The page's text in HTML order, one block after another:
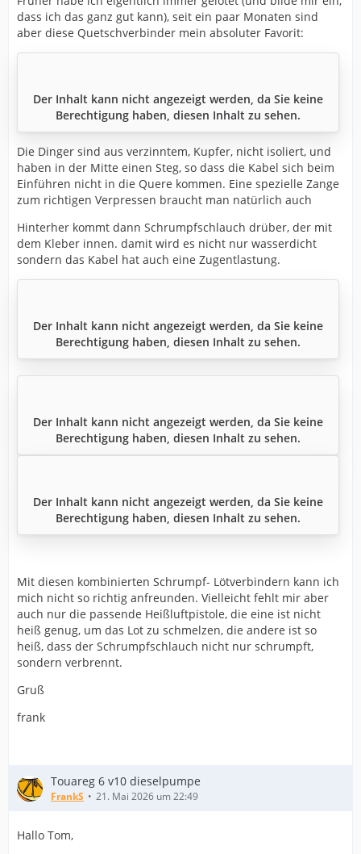
dass ich das ganz gut kann), seit ein paar Monaten sind
aber diese Quetschverbinder mein absoluter Favorit:
Der Inhalt kann nicht angezeigt werden, da Sie keine
Berechtigung haben, diesen Inhalt zu sehen.
Die Dinger sind aus verzinntem, Kupfer, nicht isoliert, und
haben in der Mitte einen Steg, so dass die Kabel sich beim
Einführen nicht in die Quere kommen. Eine spezielle Zange
zum richtigen Verpressen braucht man natürlich auch
Hinterher kommt dann Schrumpfschlauch drüber, der mit
dem Kleber innen. damit wird es nicht nur wasserdicht
sondern das Kabel hat auch eine Zugentlastung.
Der Inhalt kann nicht angezeigt werden, da Sie keine
Berechtigung haben, diesen Inhalt zu sehen.
Der Inhalt kann nicht angezeigt werden, da Sie keine
Berechtigung haben, diesen Inhalt zu sehen.
Der Inhalt kann nicht angezeigt werden, da Sie keine
Berechtigung haben, diesen Inhalt zu sehen.
Mit diesen kombinierten Schrumpf- Lötverbindern kann ich
mich nicht so richtig anfreunden. Vielleicht fehlt mir aber
auch nur die passende Heißluftpistole, die eine ist nicht
heiß genug, um das Lot zu schmelzen, die andere ist so
heiß, dass der Schrumpfschlauch nicht nur schrumpft,
sondern verbrennt.
Gruß
frank
Touareg 6 v10 dieselpumpe
FrankS 21. Mai 2026 um 22:49
Hallo Tom,